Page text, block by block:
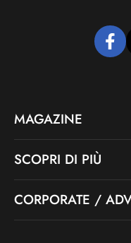
MAGAZINE
SCOPRI DI PIÙ
CORPORATE /